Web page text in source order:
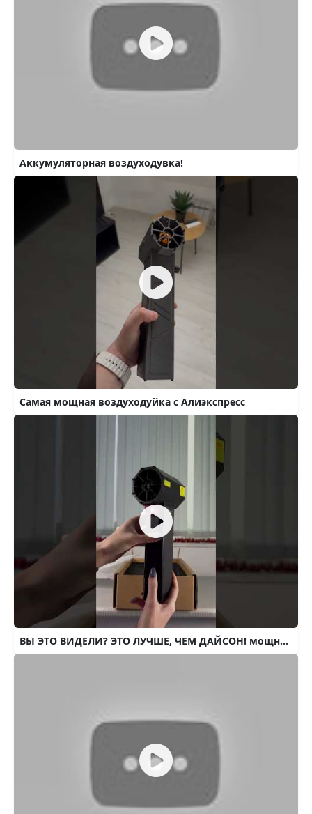
Аккумуляторная воздуходувка!
Самая мощная воздуходуйка с Алиэкспресс
ВЫ ЭТО ВИДЕЛИ? ЭТО ЛУЧШЕ, ЧЕМ ДАЙСОН! мощный ТУРБОФЕН, портативная ВОЗДУХОДУВКА #распаковка #обзор